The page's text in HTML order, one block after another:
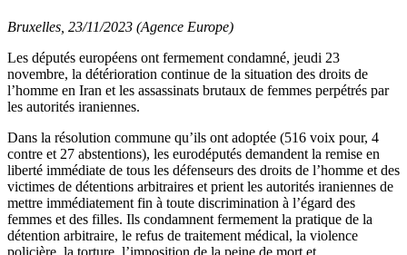
Bruxelles, 23/11/2023 (Agence Europe)
Les députés européens ont fermement condamné, jeudi 23
novembre, la détérioration continue de la situation des droits de
l’homme en Iran et les assassinats brutaux de femmes perpétrés par
les autorités iraniennes.
Dans la résolution commune qu’ils ont adoptée (516 voix pour, 4
contre et 27 abstentions), les eurodéputés demandent la remise en
liberté immédiate de tous les défenseurs des droits de l’homme et des
victimes de détentions arbitraires et prient les autorités iraniennes de
mettre immédiatement fin à toute discrimination à l’égard des
femmes et des filles. Ils condamnent fermement la pratique de la
détention arbitraire, le refus de traitement médical, la violence
policière, la torture, l’imposition de la peine de mort et